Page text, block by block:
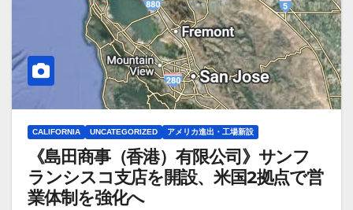
CALIFORNIA UNCATEGORIZED アメリカ進出・工場新設
《島田商事（香港）有限公司》サンフ
ランシスコ支店を開設、米国2拠点で営
業体制を強化へ